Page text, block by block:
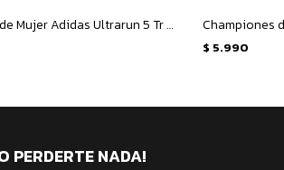
Championes de Mujer Adidas Ultrarun 5 Tr W - Rosado - Rosado Viejo
$ 5.990
PERDERTE NADA!